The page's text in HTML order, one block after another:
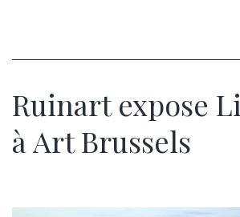
Ruinart expose
à Art Brussels